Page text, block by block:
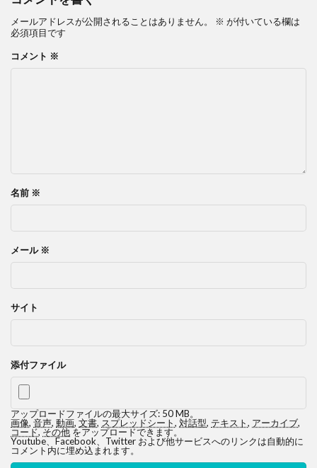
メールアドレスが公開されることはありません。 ※ が付いている欄は
必須項目です
コメント ※
名前 ※
メール ※
サイト
添付ファイル
アップロードファイルの最大サイズ: 50 MB。
画像, 音声, 動画, 文書, スプレッドシート, 対話型, テキスト, アーカイブ,
コード,その他をアップロードできます。
Youtube、Facebook、Twitter および他サービスへのリンクは自動的に
コメント内に埋め込まれます。